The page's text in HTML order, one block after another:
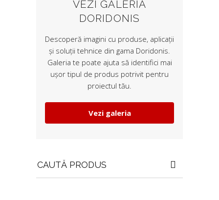
VEZI GALERIA
DORIDONIS
Descoperă imagini cu produse, aplicații
și soluții tehnice din gama Doridonis.
Galeria te poate ajuta să identifici mai
ușor tipul de produs potrivit pentru
proiectul tău.
Vezi galeria
for: